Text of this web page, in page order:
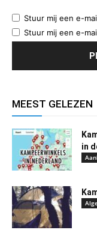
Stuur mij een e-
Stuur mij een e-
MEEST GELEZEN
in